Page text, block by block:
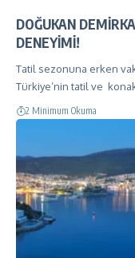
DOĞUKAN
DENEYİMİ!
Tatil sezonuna erken
Türkiye’nin tatil ve
2 Minimum Okuma